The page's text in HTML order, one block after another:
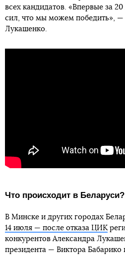
всех кандидатов. «Впервые за
сил, что мы можем победить», —
Лукашенко.
Что происходит в Беларуси?
В Минске и других городах
14 июля — после отказа ЦИК
конкурентов Александра
президента — Виктора Бабарико